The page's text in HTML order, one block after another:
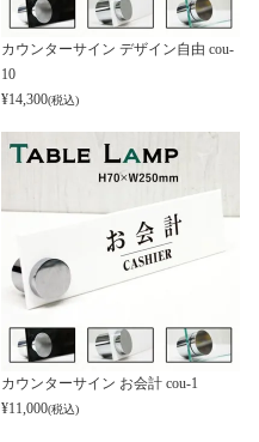
カウンターサイン デザイン自由 cou-
10
¥14,300(税込)
カウンターサイン お会計 cou-1
¥11,000(税込)